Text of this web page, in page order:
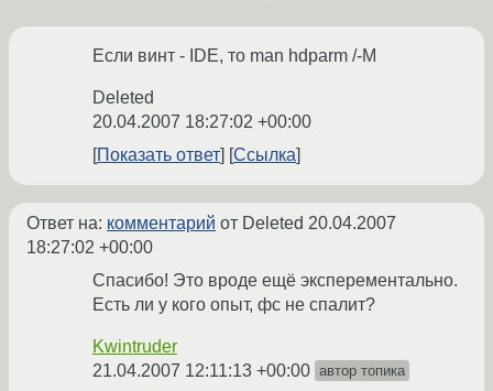
Если винт - IDE, то man hdparm /-M
Deleted
20.04.2007 18:27:02 +00:00
Показать ответ
Ссылка
Ответ на: комментарий от Deleted 20.04.2007
18:27:02 +00:00
Спасибо! Это вроде ещё эксперементально.
Есть ли у кого опыт, фс не спалит?
Kwintruder
21.04.2007 12:11:13 +00:00 автор топика